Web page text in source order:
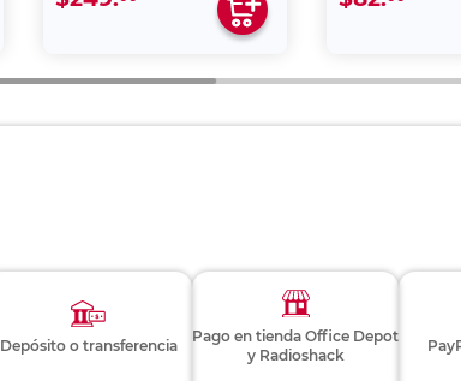
Depósito o transferencia
Pago en tienda Office Depot
y Radioshack